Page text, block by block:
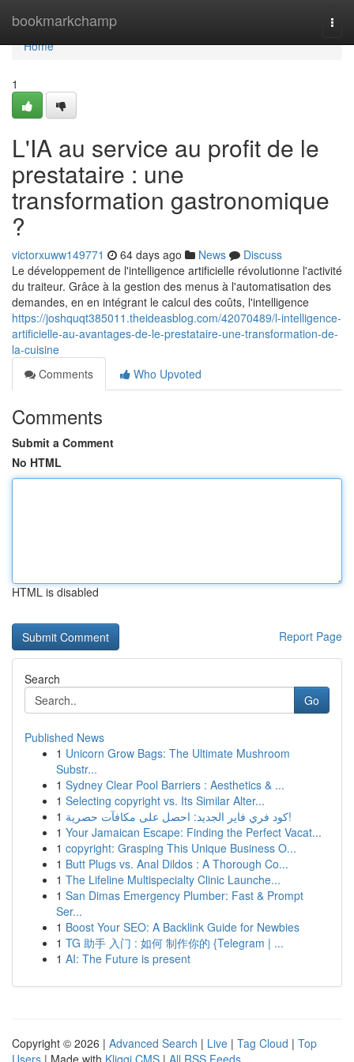
bookmarkchamp
Home
Home
1
L'IA au service au profit de le
prestataire : une
transformation gastronomique
?
victorxuww149771 64 days ago News
Discuss
Le développement de l'intelligence artificielle révolutionne l'activité
du traiteur. Grâce à la gestion des menus à l'automatisation des
demandes, en en intégrant le calcul des coûts, l'intelligence
https://joshquqt385011.theideasblog.com/42070489/l-intelligence-
artificielle-au-avantages-de-le-prestataire-une-transformation-de-
la-cuisine
Comments
Who Upvoted
Comments
Submit a Comment
No HTML
HTML is disabled
Report Page
Search
Go
Published News
1 Unicorn Grow Bags: The Ultimate Mushroom
Substr...
1 Sydney Clear Pool Barriers : Aesthetics & ...
1 Selecting copyright vs. Its Similar Alter...
1
كود فري فاير الجديد: احصل على مكافآت حصرية!
1 Your Jamaican Escape: Finding the Perfect Vacat...
1 copyright: Grasping This Unique Business O...
1 Butt Plugs vs. Anal Dildos : A Thorough Co...
1 The Lifeline Multispecialty Clinic Launche...
1 San Dimas Emergency Plumber: Fast & Prompt
Ser...
1 Boost Your SEO: A Backlink Guide for Newbies
1 TG 助手 入门 : 如何 制作你的 {Telegram | ...
1 AI: The Future is present
Copyright © 2026 | Advanced Search | Live | Tag Cloud | Top
Users | Made with Kliqqi CMS | All RSS Feeds